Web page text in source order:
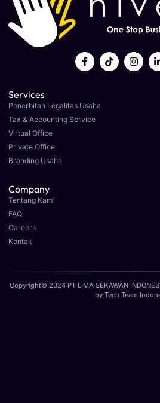
Services
Penerbitan Legalitas Usaha
Tax & Accounting Service
Virtual Office
Private Office
Branding Usaha
Company
Tentang Kami
FAQ
Careers
Kontak
Copyright© 2024 PT LIMA SEKAWAN
by Tech Team